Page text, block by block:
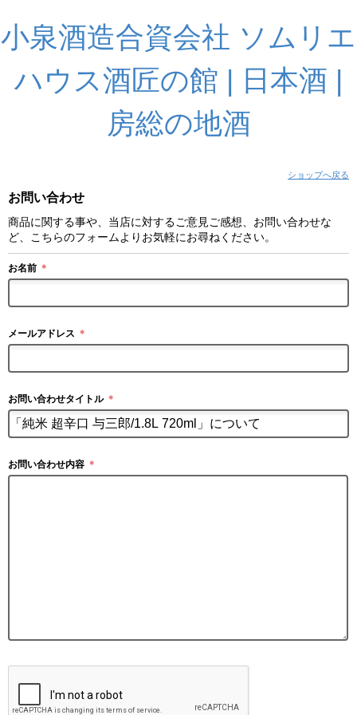
小泉酒造合資会社 ソムリエ
ハウス酒匠の館 | 日本酒 |
房総の地酒
ショップへ戻る
お問い合わせ
商品に関する事や、当店に対するご意見ご感想、お問い合わせな
ど、こちらのフォームよりお気軽にお尋ねください。
お名前 ＊
メールアドレス ＊
お問い合わせタイトル ＊
お問い合わせ内容 ＊